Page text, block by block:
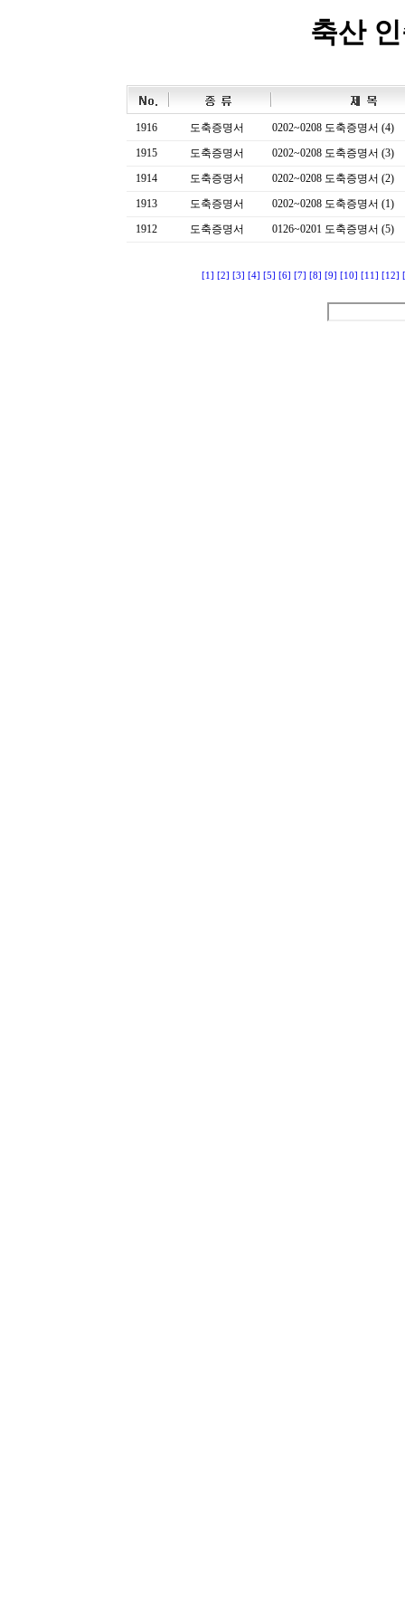
축산
1916 도축증명서
0202~0208 도축증명서 (4)
1915
도축증명서
0202~0208 도축증명서 (3)
1914
도축증명서
0202~0208 도축증명서 (2)
1913
도축증명서
0202~0208 도축증명서 (1)
1912
도축증명서 0126~0201 도축증명서 (5)
[1] [2] [3] [4] [5] [6] [7] [8] [9] [10] [11] [12]